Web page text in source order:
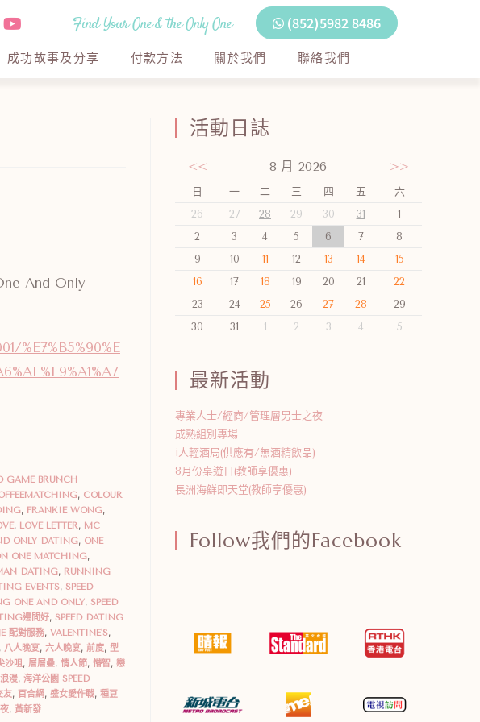
Find Your One & the Only One (852)5982 8486
成功故事及分享 付款方法 關於我們 聯絡我們
And Only
%E7%B5%90%E
GAME BRUNCH
, COLOUR
, FRANKIE WONG,
, LOVE LETTER, MC
ONLY DATING, ONE
ONE MATCHING,
DATING, RUNNING
EVENTS, SPEED
ONE AND ONLY, SPEED
邊間好, SPEED DATING
配對服務, VALENTINE'S,
, 八人晚宴, 六人晚宴, 前度, 型
沙咀, 層層疊, 情人節, 懵智, 戀
浪漫, 海洋公園 SPEED
友, 百合網, 盛女愛作戰, 種豆
, 黃新發
活動日誌
<< 8 月 2026 >>
日 一 二 三 四 五
六
26
27 28 29 30 31
1
2
3 4 5 6 7
8
9
10 11 12 13 14
15
16
17 18 19 20 21
22
23
24 25 26 27 28
29
30
31 1 2 3 4 5
最新活動
專業人士/經商/管理層男士之夜
成熟組別專場
i人輕酒局(供應有/無酒精飲品)
8月份桌遊日(教師享優惠)
長洲海鮮即天堂(教師享優惠)
Follow我們的Facebook